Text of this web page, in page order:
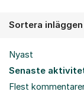
Sortera inläggen
Nyast
Senaste
Flest